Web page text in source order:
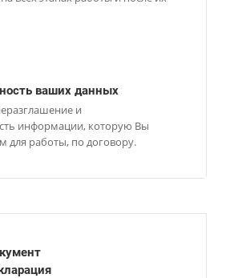
ваших данных
и
информации, которую Вы
для работы, по договору.